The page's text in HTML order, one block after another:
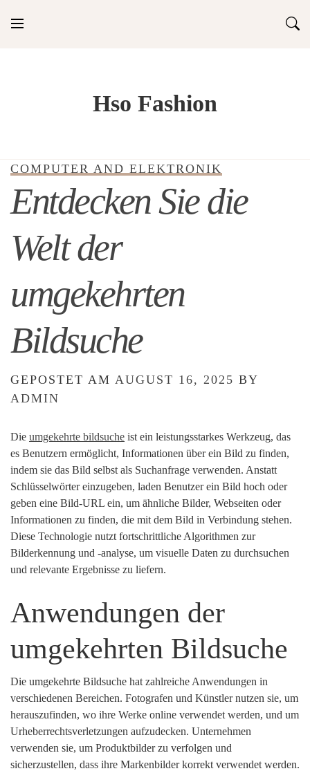
Hso Fashion
COMPUTER AND ELEKTRONIK
Entdecken Sie die
Welt der
umgekehrten
Bildsuche
GEPOSTET AM AUGUST 16, 2025 BY
ADMIN
Die umgekehrte bildsuche ist ein leistungsstarkes Werkzeug, das
es Benutzern ermöglicht, Informationen über ein Bild zu finden,
indem sie das Bild selbst als Suchanfrage verwenden. Anstatt
Schlüsselwörter einzugeben, laden Benutzer ein Bild hoch oder
geben eine Bild-URL ein, um ähnliche Bilder, Webseiten oder
Informationen zu finden, die mit dem Bild in Verbindung stehen.
Diese Technologie nutzt fortschrittliche Algorithmen zur
Bilderkennung und -analyse, um visuelle Daten zu durchsuchen
und relevante Ergebnisse zu liefern.
Anwendungen der
umgekehrten Bildsuche
Die umgekehrte Bildsuche hat zahlreiche Anwendungen in
verschiedenen Bereichen. Fotografen und Künstler nutzen sie, um
herauszufinden, wo ihre Werke online verwendet werden, und um
Urheberrechtsverletzungen aufzudecken. Unternehmen
verwenden sie, um Produktbilder zu verfolgen und
sicherzustellen, dass ihre Markenbilder korrekt verwendet werden.